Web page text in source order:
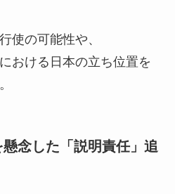
使の可能性や、
おける日本の立ち位置を
念した「説明責任」追